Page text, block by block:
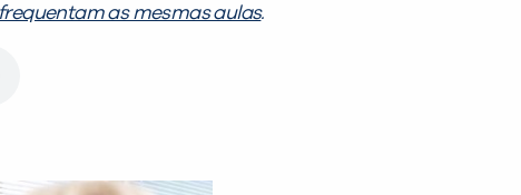
frequentam as mesmas aulas.